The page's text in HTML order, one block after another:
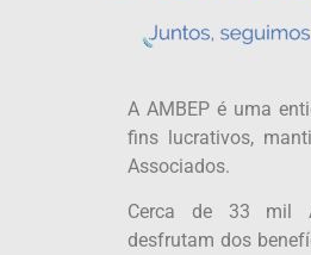
A AMBEP é uma
fins lucrativos,
Associados.
Cerca de 33 mil
desfrutam dos